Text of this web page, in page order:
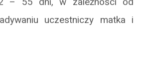
uczestniczy matka i